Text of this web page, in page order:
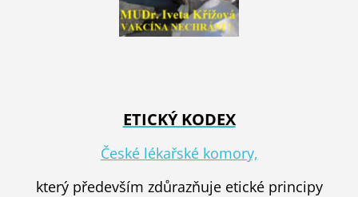
ETICKÝ KODEX
České lékařské komory,
který především zdůrazňuje etické principy